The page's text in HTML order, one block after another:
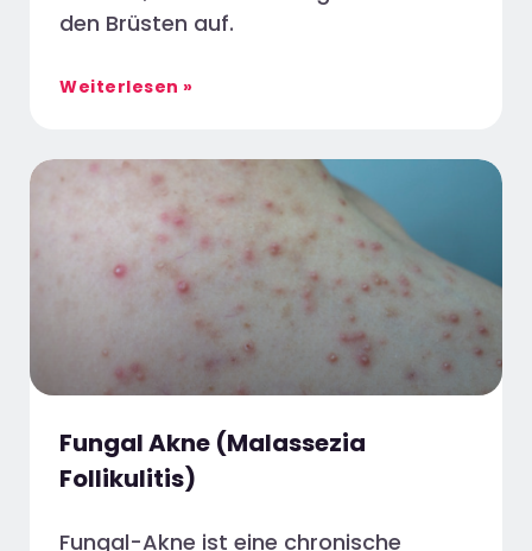
den Brüsten auf.
Weiterlesen »
Fungal Akne (Malassezia
Follikulitis)
Fungal-Akne ist eine chronische